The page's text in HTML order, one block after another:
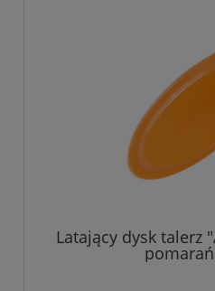
Latający dysk talerz